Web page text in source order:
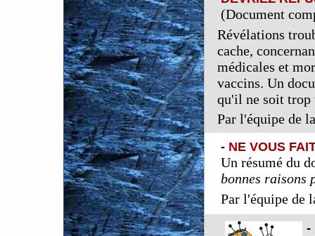
(Document
Révélations
cache,
médicales et
vaccins. Un
qu'il ne soit trop
Par l'équipe de
- NE VOUS
Un résumé du
bonnes raisons
Par l'équipe de
-